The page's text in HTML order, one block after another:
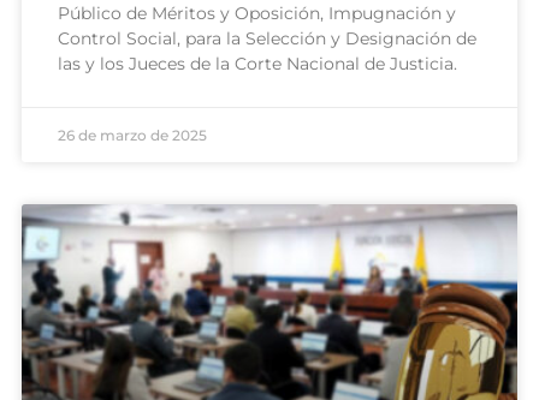
Público de Méritos y Oposición, Impugnación y
Control Social, para la Selección y Designación de
las y los Jueces de la Corte Nacional de Justicia.
26 de marzo de 2025